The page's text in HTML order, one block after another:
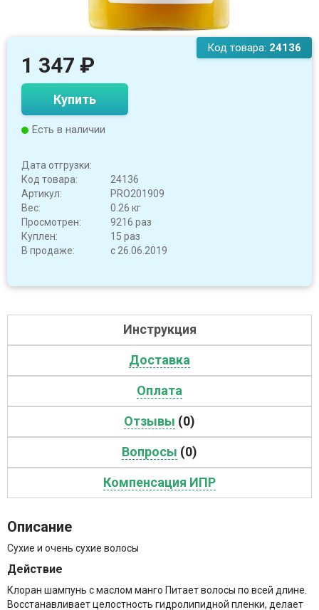
Код товара: 24136
1 347 ₽
Купить
Есть в наличии
Дата отгрузки:
Код товара:
24136
Артикул:
PRO201909
Вес:
0.26 кг
Просмотрен:
9216 раз
Куплен:
15 раз
В продаже:
с 26.06.2019
Инструкция
Доставка
Оплата
Отзывы (0)
Вопросы (0)
Компенсация ИПР
Описание
Сухие и очень сухие волосы
Действие
Клоран шампунь с маслом манго Питает волосы по всей длине.
Восстанавливает целостность гидролипидной пленки, делает